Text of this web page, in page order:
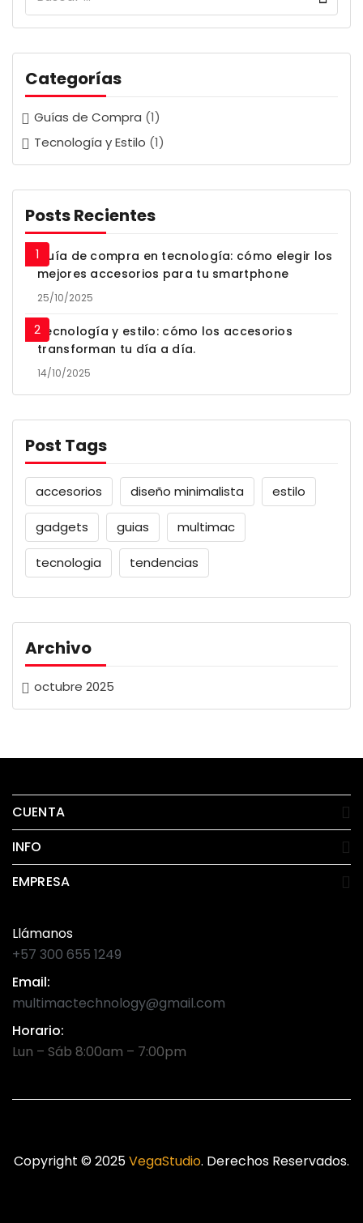
Categorías
Guías de Compra (1)
Tecnología y Estilo (1)
Posts Recientes
Guía de compra en tecnología: cómo elegir los
mejores accesorios para tu smartphone
25/10/2025
Tecnología y estilo: cómo los accesorios
transforman tu día a día.
14/10/2025
Post Tags
accesorios diseño minimalista estilo
gadgets guias multimac
tecnologia tendencias
Archivo
octubre 2025
CUENTA
INFO
EMPRESA
Llámanos
+57 300 655 1249
Email:
multimactechnology@gmail.com
Horario:
Lun – Sáb 8:00am – 7:00pm
Copyright © 2025VegaStudio. Derechos Reservados.